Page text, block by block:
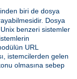
biri de dosya
Dosya
benzeri sistemler
URL
istemcilerden gelen
olmasına sebep